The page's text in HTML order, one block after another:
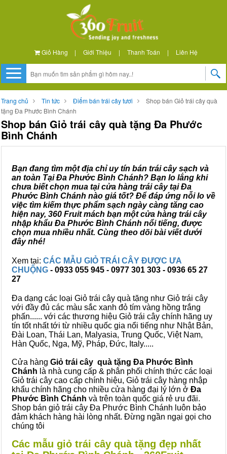
Giỏ Hàng | Giới Thiệu | Thanh Toán | Liên Hệ
Trang chủ Tin tức Điểm bán trái cây tươi
Shop bán Giỏ trái cây quà
tặng Đa Phước Bình Chánh
Shop bán Giỏ trái cây quà tặng Đa Phước
Bình Chánh
Bạn đang tìm một địa chỉ uy tín bán trái cây sạch và
an toàn Tại Đa Phước Bình Chánh? Bạn lo lắng khi
chưa biết chọn mua tại cửa hàng trái cây tại Đa
Phước Bình Chánh nào giá tốt? Để đáp ứng nỗi lo về
việc tìm kiếm thực phẩm sạch ngày càng tăng cao
hiện nay, 360 Fruit mách bạn một cửa hàng trái cây
nhập khẩu Đa Phước Bình Chánh nổi tiếng, được
chọn mua nhiều nhất. Cùng theo dõi bài viết dưới
đây nhé!
Xem tại: CÁC MẪU GIỎ TRÁI CÂY ĐƯỢC ƯA
CHUỘNG - 0933 055 945 - 0977 301 303 - 0936 65 27
27
Đa dạng các loại Giỏ trái cây quà tặng như Giỏ trái cây
với đầy đủ các màu sắc xanh đỏ tím vàng hồng trắng
phấn...... với các thương hiệu Giỏ trái cây chính hãng uy
tín tốt nhất tới từ nhiều quốc gia nổi tiếng như Nhật Bản,
Đài Loan, Thái Lan, Malyasia, Trung Quốc, Việt Nam,
Hàn Quốc, Nga, Mỹ, Pháp, Đức, Italy.....
Cửa hàng Giỏ trái cây quà tặng Đa Phước Bình
Chánh là nhà cung cấp & phân phối chính thức các loại
Giỏ trái cây cao cấp chính hiệu, Giỏ trái cây hàng nhập
khẩu chính hãng cho nhiều cửa hàng đại lý lớn ở Đa
Phước Bình Chánh và trên toàn quốc giá rẻ ưu đãi.
Shop bán giỏ trái cây Đa Phước Bình Chánh luôn bảo
đảm khách hàng hài lòng nhất. Đừng ngần ngại gọi cho
chúng tôi
Các mẫu giỏ trái cây quà tặng đẹp nhất